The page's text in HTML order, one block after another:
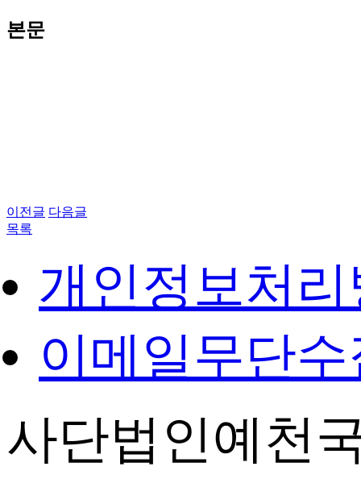
본문
이전글 다음글
목록
개인정보처
이메일무단
사단법인예천